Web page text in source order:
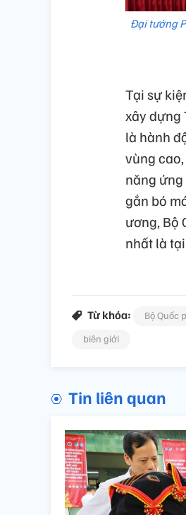
Đại tướng
Tại sự
xây dựng
là hành
vùng
năng
gắn bó
ương, Bộ
nhất là
Từ khóa: Bộ Quốc
biên giới
Tin liên quan